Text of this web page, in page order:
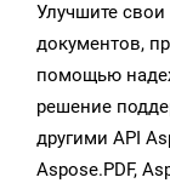
Улучшите
документов,
помощью
решение
другими API
Aspose.PDF,